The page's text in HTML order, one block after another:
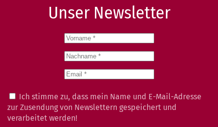
Unser Newsletter
Ich stimme zu, dass mein Name und E-Mail-Adresse
zur Zusendung von Newslettern gespeichert und
verarbeitet werden!